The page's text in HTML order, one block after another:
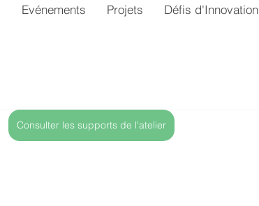
Evénements Projets Défis d'Innovation
Consulter les supports de l'atelier